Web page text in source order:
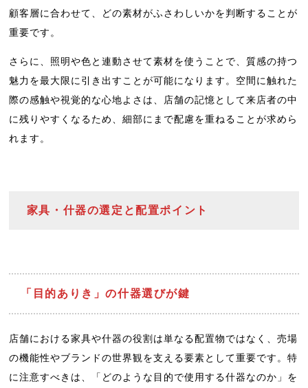
顧客層に合わせて、どの素材がふさわしいかを判断することが
重要です。
さらに、照明や色と連動させて素材を使うことで、質感の持つ
魅力を最大限に引き出すことが可能になります。空間に触れた
際の感触や視覚的な心地よさは、店舗の記憶として来店者の中
に残りやすくなるため、細部にまで配慮を重ねることが求めら
れます。
家具・什器の選定と配置ポイント
「目的ありき」の什器選びが鍵
店舗における家具や什器の役割は単なる配置物ではなく、売場
の機能性やブランドの世界観を支える要素として重要です。特
に注意すべきは、「どのような目的で使用する什器なのか」を